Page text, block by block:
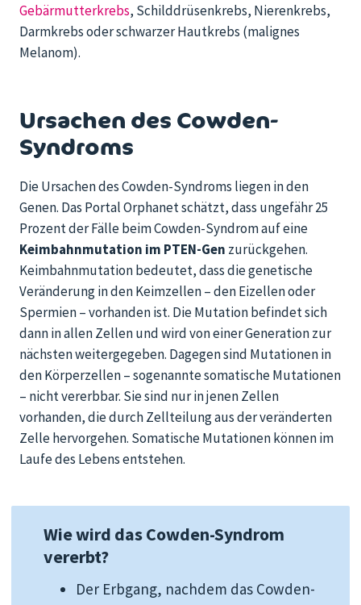
Gebärmutterkrebs, Schilddrüsenkrebs, Nierenkrebs,
Darmkrebs oder schwarzer Hautkrebs (malignes
Melanom).
Ursachen des Cowden-
Syndroms
Die Ursachen desCowden-Syndroms liegen in den
Genen. Das Portal Orphanet schätzt, dass ungefähr25
Prozent der Fälle beimCowden-Syndrom auf eine
Keimbahnmutation im PTEN-Gen zurückgehen.
Keimbahnmutation bedeutet, dass die genetische
Veränderung in den Keimzellen–den Eizellen oder
Spermien–vorhanden ist. Die Mutation befindet sich
dann inallen Zellen und wird von einer Generationzur
nächstenweitergegeben. Dagegen sind Mutationen in
den Körperzellen – sogenannte somatische Mutationen
– nicht vererbbar. Sie sind nur in jenen Zellen
vorhanden, die durch Zellteilung aus der veränderten
Zelle hervorgehen. Somatische Mutationen können im
Laufedes Lebens entstehen.
Wie wird das Cowden-Syndrom
vererbt?
Der Erbgang, nachdem das Cowden-